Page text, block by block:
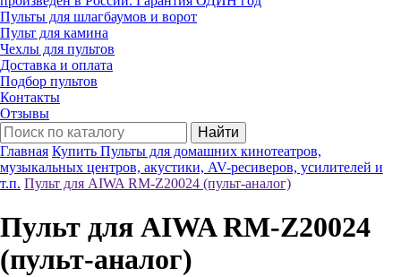
Пульты для шлагбаумов и ворот
Пульт для камина
Чехлы для пультов
Доставка и оплата
Подбор пультов
Контакты
Отзывы
Найти
Главная Купить Пульты для домашних кинотеатров,
музыкальных центров, акустики, AV-ресиверов, усилителей и
т.п. Пульт для AIWA RM-Z20024 (пульт-аналог)
Пульт для AIWA RM-Z20024
(пульт-аналог)